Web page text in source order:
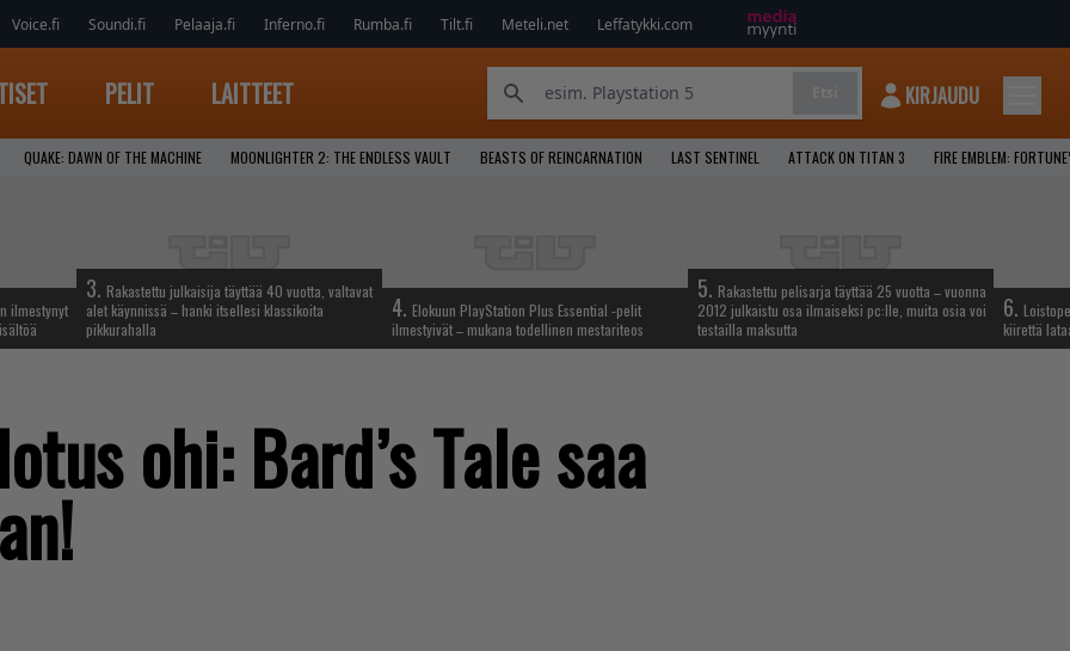
Voice.fi Soundi.fi Pelaaja.fi Inferno.fi Rumba.fi Tilt.fi Meteli.net Leffatykki.com
PELIT LAITTEET KIRJAUDU
QUAKE: DAWN OF THE MACHINE MOONLIGHTER 2: THE ENDLESS VAULT BEASTS OF REINCARNATION LAST SENTINEL ATTACK ON TITAN 3 FIRE EMBLEM:
ilmestynyt
3. Rakastettu julkaisija täyttää 40 vuotta, valtavat
alet käynnissä – hanki itsellesi klassikoita
pikkurahalla
4. Elokuun PlayStation Plus Essential -pelit
ilmestyivät – mukana todellinen mestariteos
5. Rakastettu pelisarja täyttää 25 vuotta – vuonna
2012 julkaistu osa ilmaiseksi pc:lle, muita osia voi
testailla maksutta
6.
kiirettä
ohi: Bard’s Tale saa